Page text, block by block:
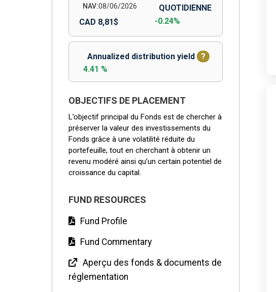
NAV:08/06/2026
CAD 8,81$
QUOTIDIENNE
-0.24%
Annualized distribution yield
?
4.41 %
OBJECTIFS DE PLACEMENT
L’objectif principal du Fonds est de chercher à
préserver la valeur des investissements du
Fonds grâce à une volatilité réduite du
portefeuille, tout en cherchant à obtenir un
revenu modéré ainsi qu’un certain potentiel de
croissance du capital.
FUND RESOURCES
Fund Profile
Fund Commentary
Aperçu des fonds & documents de
réglementation